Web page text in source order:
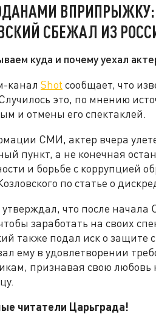
ВПРИПРЫЖКУ:
СБЕЖАЛ ИЗ
куда и почему уехал
канал Shot сообщает, что
это, по мнению
и отмены его спектаклей.
СМИ, актер вчера
пункт, а не конечная
и борьбе с коррупцией
по статье о
что после
заработать на своих
также подал иск о защите
ему в удовлетворении
признавая свою любовь
читатели Царьграда!